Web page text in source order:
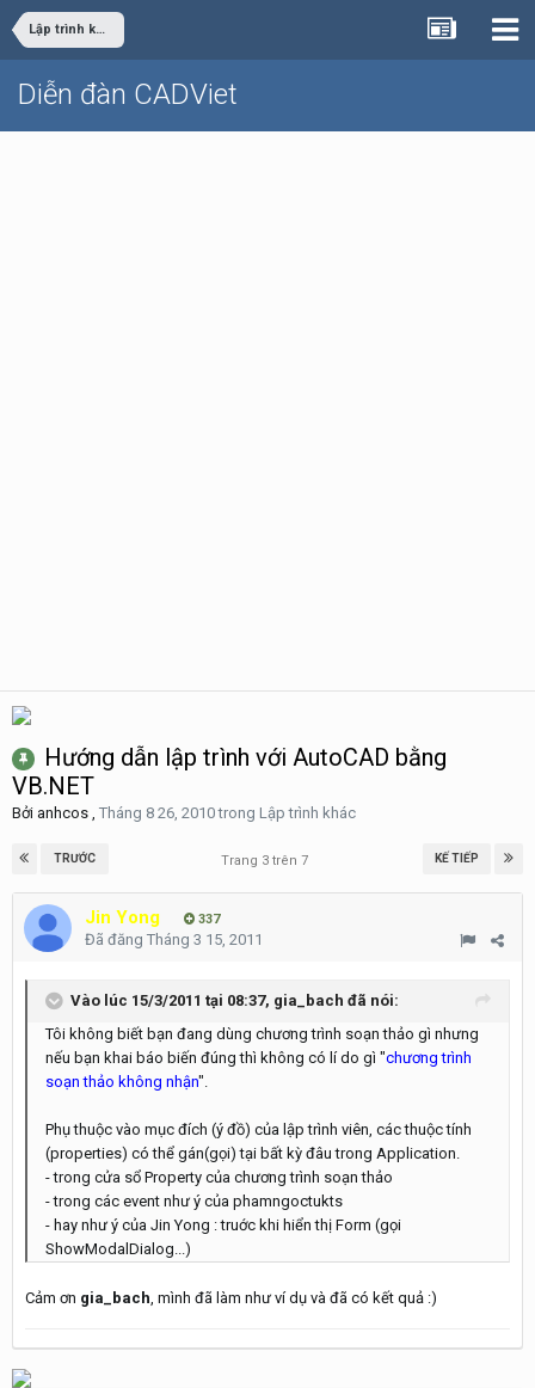
Lập trình khác
Diễn đàn CADViet
Hướng dẫn lập trình với AutoCAD bằng
VB.NET
Bởi anhcos , Tháng 8 26, 2010trong Lập trình khác
TRƯỚC KẾ TIẾP
Trang 3 trên 7
Jin Yong 337
Đã đăng Tháng 3 15, 2011
Vào lúc 15/3/2011 tại 08:37, gia_bach đã nói:
Tôi không biết bạn đang dùng chương trình soạn thảo gì nhưng
nếu bạn khai báo biến đúng thì không có lí do gì "chương trình
soạn thảo không nhận".
Phụ thuộc vào mục đích (ý đồ) của lập trình viên, các thuộc tính
(properties) có thể gán(gọi) tại bất kỳ đâu trong Application.
- trong cửa sổ Property của chương trình soạn thảo
- trong các event như ý của phamngoctukts
- hay như ý của Jin Yong : truớc khi hiển thị Form (gọi
ShowModalDialog...)
Cảm ơn gia_bach, mình đã làm như ví dụ và đã có kết quả :)